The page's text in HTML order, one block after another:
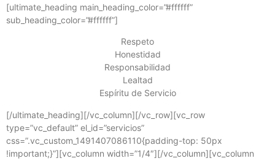
[ultimate_heading main_heading_color=”#ffffff”
sub_heading_color=”#ffffff”]
Respeto
Honestidad
Responsabilidad
Lealtad
Espíritu de Servicio
[/ultimate_heading][/vc_column][/vc_row][vc_row
type=”vc_default” el_id=”servicios”
css=”.vc_custom_1491407086110{padding-top: 50px
!important;}”][vc_column width=”1/4″][/vc_column][vc_column